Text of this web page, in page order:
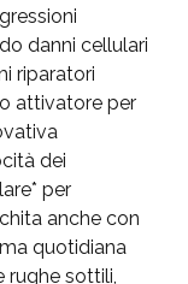
danni cellulari
riparatori
attivatore per
dei
per
anche con
quotidiana
rughe sottili,